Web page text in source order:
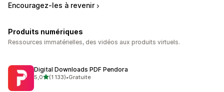
Encouragez-les à revenir
Produits numériques
Ressources immatérielles, des vidéos aux produits virtuels.
Digital Downloads PDF Pendora
5,0étoile(s) sur 5
(1 133)
1133 avis au total
•Gratuite